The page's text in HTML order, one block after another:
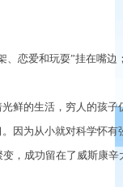
、恋爱和玩耍”挂在嘴边
鲜的生活，穷人的孩子
因为从小就对科学怀
，成功留在了威斯康辛